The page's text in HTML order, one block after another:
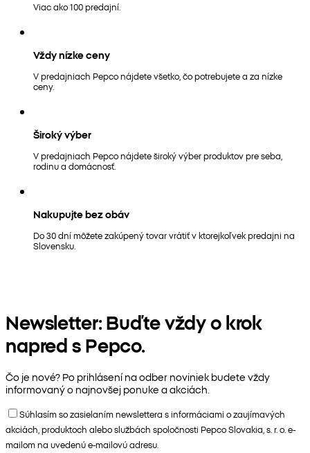
Viac ako 100 predajní.
Vždy nízke ceny
V predajniach Pepco nájdete všetko, čo potrebujete a za nízke
ceny.
Široký výber
V predajniach Pepco nájdete široký výber produktov pre seba,
rodinu a domácnosť.
Nakupujte bez obáv
Do 30 dní môžete zakúpený tovar vrátiť v ktorejkoľvek predajni na
Slovensku.
Newsletter: Buďte vždy o krok
napred s Pepco.
Čo je nové? Po prihlásení na odber noviniek budete vždy
informovaný o najnovšej ponuke a akciách.
Súhlasím so zasielaním newslettera s informáciami o zaujímavých
akciách, produktoch alebo službách spoločnosti Pepco Slovakia, s. r. o. e-
mailom na uvedenú e-mailovú adresu.